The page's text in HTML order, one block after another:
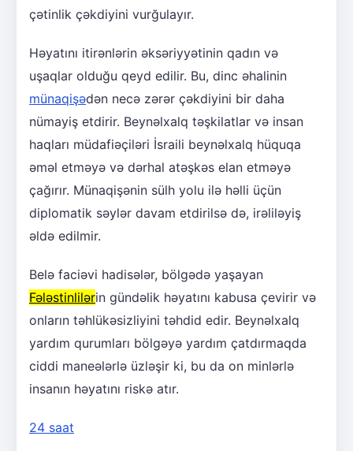
çətinlik çəkdiyini vurğulayır.
Həyatını itirənlərin əksəriyyətinin qadın və
uşaqlar olduğu qeyd edilir. Bu, dinc əhalinin
münaqişədən necə zərər çəkdiyini bir daha
nümayiş etdirir. Beynəlxalq təşkilatlar və insan
haqları müdafiəçiləri İsraili beynəlxalq hüquqa
əməl etməyə və dərhal atəşkəs elan etməyə
çağırır. Münaqişənin sülh yolu ilə həlli üçün
diplomatik səylər davam etdirilsə də, irəliləyiş
əldə edilmir.
Belə faciəvi hadisələr, bölgədə yaşayan
Fələstinlilərin gündəlik həyatını kabusa çevirir və
onların təhlükəsizliyini təhdid edir. Beynəlxalq
yardım qurumları bölgəyə yardım çatdırmaqda
ciddi maneələrlə üzləşir ki, bu da on minlərlə
insanın həyatını riskə atır.
24 saat